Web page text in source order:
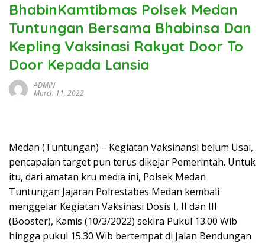
BhabinKamtibmas Polsek Medan
Tuntungan Bersama Bhabinsa Dan
Kepling Vaksinasi Rakyat Door To
Door Kepada Lansia
ADMIN
March 11, 2022
Medan (Tuntungan) – Kegiatan Vaksinansi belum Usai,
pencapaian target pun terus dikejar Pemerintah. Untuk
itu, dari amatan kru media ini, Polsek Medan
Tuntungan Jajaran Polrestabes Medan kembali
menggelar Kegiatan Vaksinasi Dosis I, II dan III
(Booster), Kamis (10/3/2022) sekira Pukul 13.00 Wib
hingga pukul 15.30 Wib bertempat di Jalan Bendungan